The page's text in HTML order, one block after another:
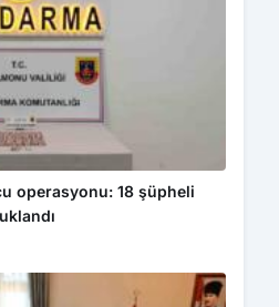
operasyonu: 18 şüpheli